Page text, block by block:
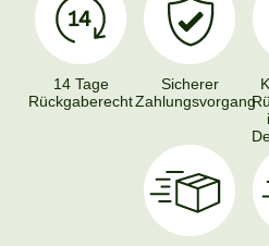
14 Tage
Rückgaberecht
Sicherer
Zahlungsvorgang